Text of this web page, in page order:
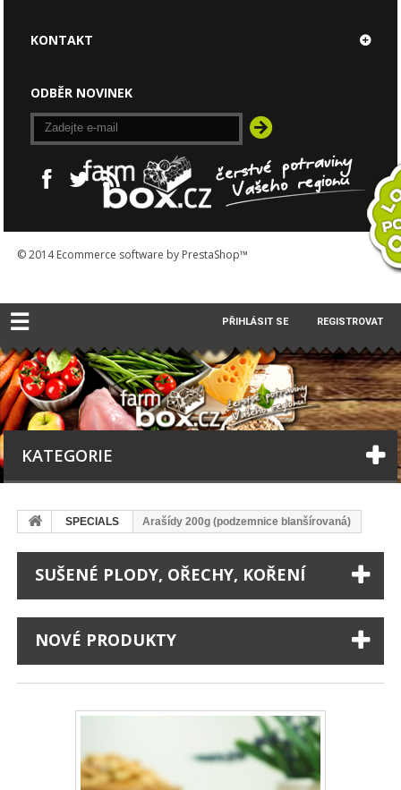
© 2014Ecommerce software by PrestaShop™
KONTAKT
ODBĚR NOVINEK
☰ PŘIHLÁSIT SE REGISTROVAT
KATEGORIE
SPECIALS Arašídy 200g (podzemnice blanšírovaná)
SUŠENÉ PLODY, OŘECHY, KOŘENÍ
NOVÉ PRODUKTY